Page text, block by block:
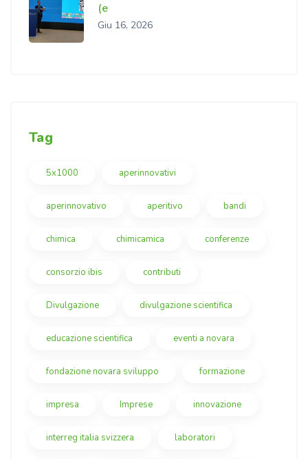
(e
Giu 16, 2026
Tag
5x1000 aperinnovativi
aperinnovativo aperitivo bandi
chimica chimicamica conferenze
consorzio ibis contributi
Divulgazione divulgazione scientifica
educazione scientifica eventi a novara
fondazione novara sviluppo formazione
impresa Imprese innovazione
interreg italia svizzera laboratori